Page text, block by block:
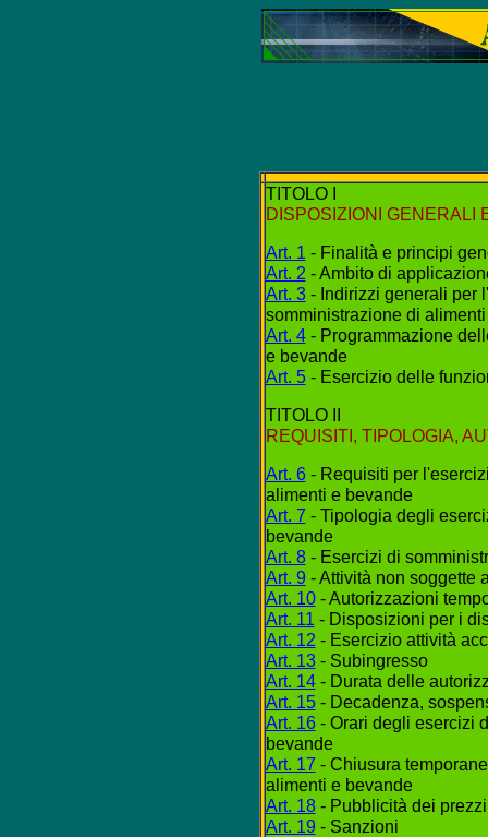
TITOLO I
DISPOSIZIONI GENERALI
Art. 1 - Finalità e principi
Art. 2 - Ambito di
Art. 3- Indirizzi generali per
somministrazione di
Art. 4- Programmazione
e bevande
Art. 5- Esercizio delle
TITOLO II
REQUISITI, TIPOLOGIA,
Art. 6- Requisiti per
alimenti e bevande
Art. 7 - Tipologia degli
bevande
Art. 8- Esercizi di
Art. 9- Attività non soggette
Art. 10- Autorizzazioni
Art. 11 - Disposizioni per i
Art. 12 - Esercizio attività
Art. 13- Subingresso
Art. 14- Durata delle
Art. 15- Decadenza,
Art. 16- Orari degli esercizi
bevande
Art. 17 - Chiusura
alimenti e bevande
Art. 18- Pubblicità dei prezzi
Art. 19- Sanzioni